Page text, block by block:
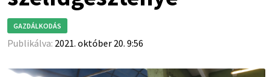
GAZDÁLKODÁS
Publikálva: 2021. október 20. 9:56